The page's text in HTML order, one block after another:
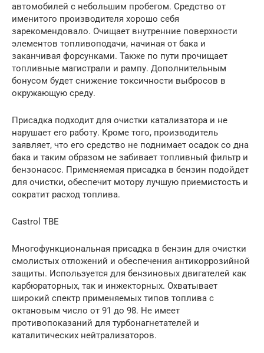
автомобилей с небольшим пробегом. Средство от
именитого производителя хорошо себя
зарекомендовало. Очищает внутренние поверхности
элементов топливоподачи, начиная от бака и
заканчивая форсунками. Также по пути прочищает
топливные магистрали и рампу. Дополнительным
бонусом будет снижение токсичности выбросов в
окружающую среду.
Присадка подходит для очистки катализатора и не
нарушает его работу. Кроме того, производитель
заявляет, что его средство не поднимает осадок со дна
бака и таким образом не забивает топливный фильтр и
бензонасос. Применяемая присадка в бензин подойдет
для очистки, обеспечит мотору лучшую приемистость и
сократит расход топлива.
Castrol TBE
Многофункциональная присадка в бензин для очистки
смолистых отложений и обеспечения антикоррозийной
защиты. Используется для бензиновых двигателей как
карбюраторных, так и инжекторных. Охватывает
широкий спектр применяемых типов топлива с
октановым число от 91 до 98. Не имеет
противопоказаний для турбонагнетателей и
каталитических нейтрализаторов.